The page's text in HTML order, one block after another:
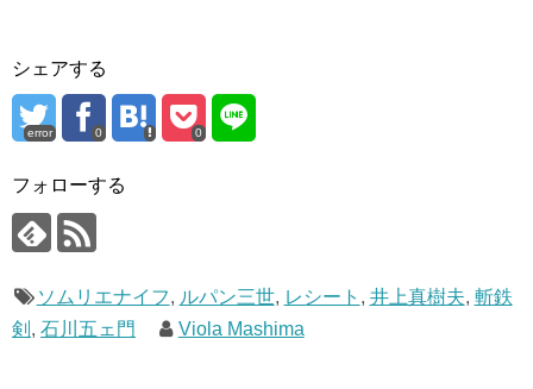
シェアする
error 0 0
フォローする
ソムリエナイフ, ルパン三世, レシート , 井上真樹夫, 斬鉄
剣 , 石川五ェ門 Viola Mashima